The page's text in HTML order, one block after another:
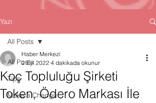
Yazı
All Posts
Tips
Make a Change
All Posts
Koç Topluluğu Şirketi
Token, Ödero Markası İle
Haber Merkezi
2 Eyl 2022 4 dakikada okunur